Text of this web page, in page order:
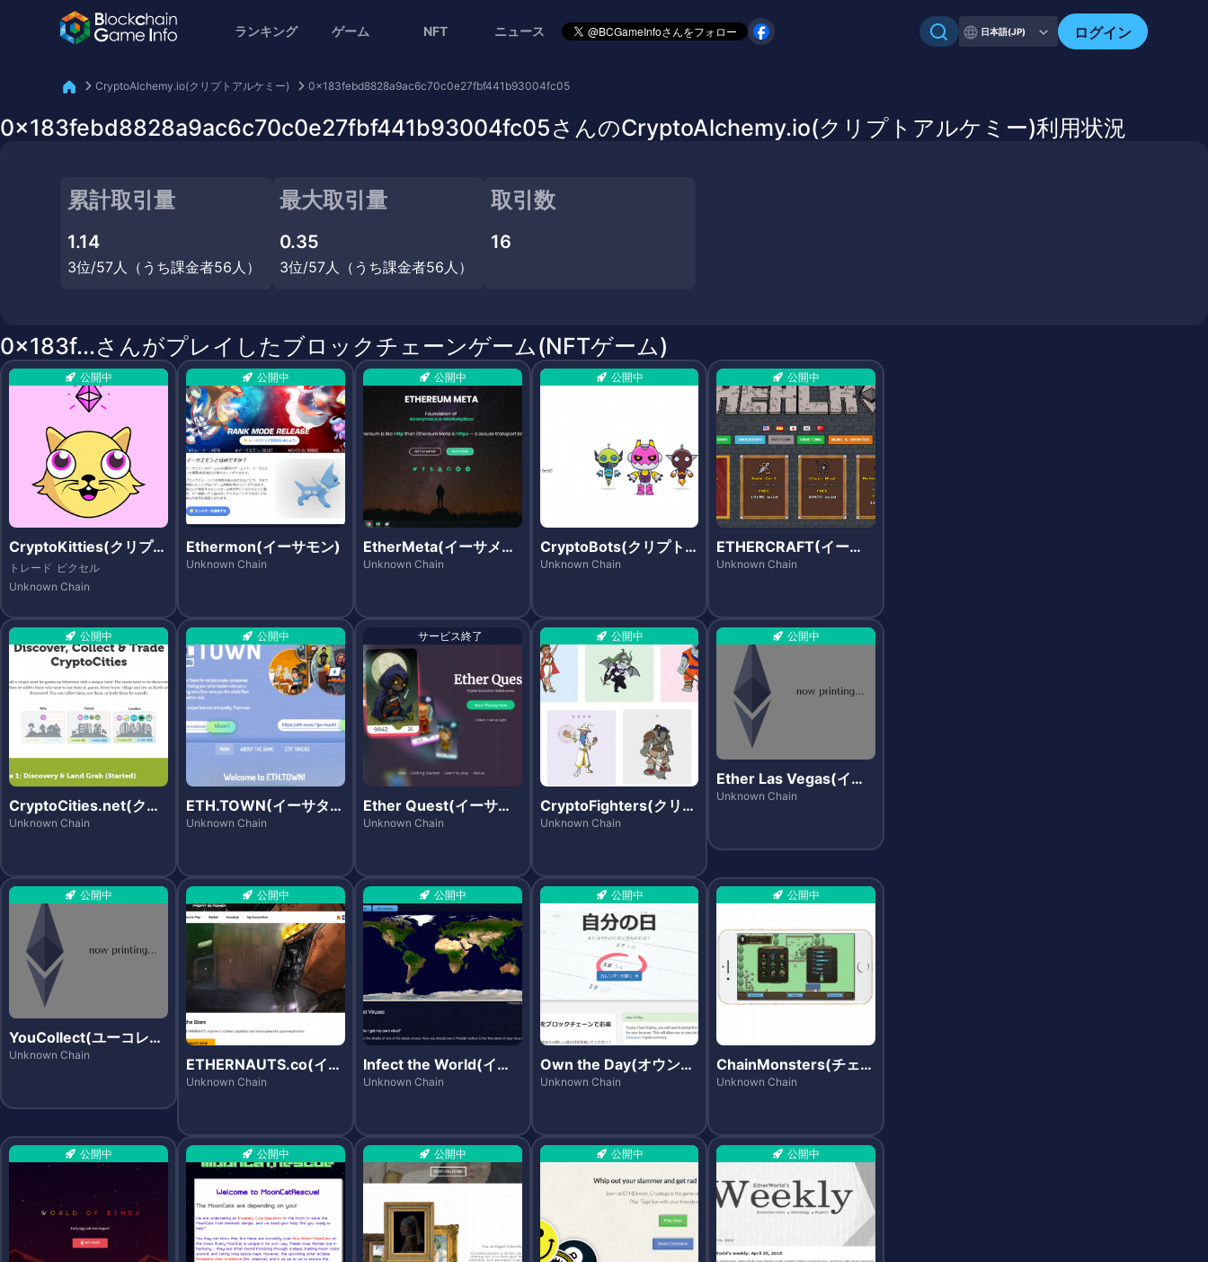
ランキング ゲーム NFT ニュース 日本語(JP) ログイン
自分のアセットを確認
CryptoAlchemy.io(クリプトアルケミー) 0x183febd8828a9ac6c70c0e27fbf441b93004fc05
0x183febd8828a9ac6c70c0e27fbf441b93004fc05さんのCryptoAlchemy.io(クリプトアルケミー)利用状況
累計取引量
1.14
3位/57人（うち課金者56人）
最大取引量
0.35
3位/57人（うち課金者56人）
取引数
16
0x183f...さんがプレイしたブロックチェーンゲーム(NFTゲーム)
公開中
CryptoKitties(クリプト
キティーズ)
トレード ピクセル
Unknown Chain
公開中
Ethermon(イーサモン)
Unknown Chain
公開中
EtherMeta(イーサメ
タ)
Unknown Chain
公開中
CryptoBots(クリプト
ボッツ)
Unknown Chain
公開中
ETHERCRAFT(イーサ
クラフト)
Unknown Chain
公開中
CryptoCities.net(クリ
プトシティーズ)
Unknown Chain
公開中
ETH.TOWN(イーサタウ
ン)
Unknown Chain
サービス終了
Ether Quest(イーサク
エスト)
Unknown Chain
公開中
CryptoFighters(クリプ
トファイターズ)
Unknown Chain
公開中
Ether Las Vegas(イー
サラスベガス)
Unknown Chain
公開中
YouCollect(ユーコレク
ト)
Unknown Chain
公開中
ETHERNAUTS.co(イー
サノーツ)
Unknown Chain
公開中
Infect the World(イン
フェクト・ザ・ワール
Unknown Chain
公開中
Own the Day(オウン・
ザ・デイ)
Unknown Chain
公開中
ChainMonsters(チェー
ンモンスターズ)
Unknown Chain
公開中 公開中 公開中 公開中 公開中